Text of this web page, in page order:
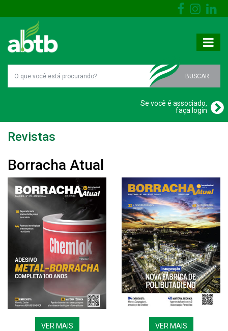
BUSCAR
Se você é associado,
faça login
Revistas
Borracha Atual
VER MAIS VER MAIS